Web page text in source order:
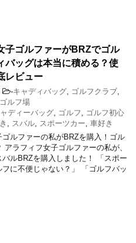
子ゴルファーがBRZでゴル
バッグは本当に積める？使
レビュー
-キャディバッグ ゴルフクラブ
ゴルフ場
ディーバッグ ゴルフ
ゴルフ初心
スバル スポーツカー 車好き
ゴルファーの私がBRZを購入！ゴル
アラフィフ女子ゴルファーの私が、
ルBRZを購入しました！ 「スポー
に不便じゃない？」 「ゴルフバッ